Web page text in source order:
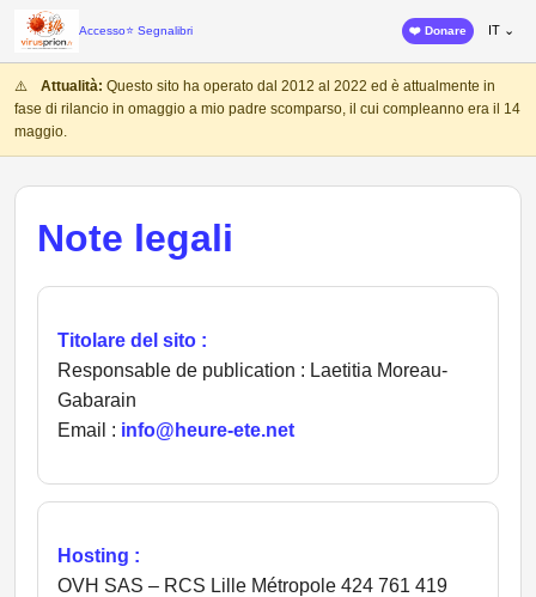
Accesso⭐ Segnalibri ❤️ Donare IT ⌄
⚠️ Attualità: Questo sito ha operato dal 2012 al 2022 ed è attualmente in
fase di rilancio in omaggio a mio padre scomparso, il cui compleanno era il 14
maggio.
Note legali
Titolare del sito :
Responsable de publication : Laetitia Moreau-
Gabarain
Email : info@heure-ete.net
Hosting :
OVH SAS – RCS Lille Métropole 424 761 419